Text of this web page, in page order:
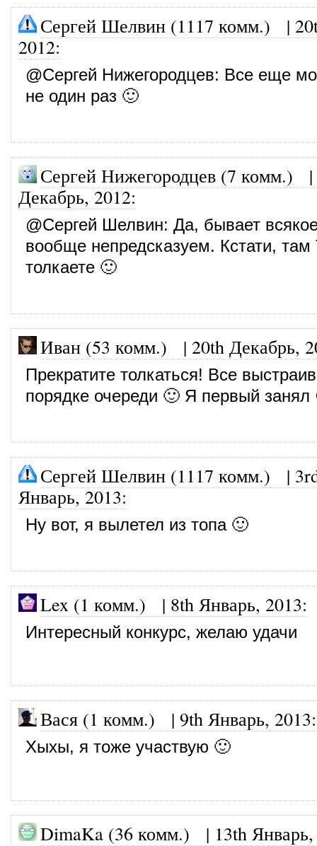
Сергей Шелвин (1117 комм.) |
2012:
@Сергей Нижегородцев: Все еще
не один раз 🙂
Сергей Нижегородцев (7 комм.) |
Декабрь, 2012:
@Сергей Шелвин: Да, бывает
вообще непредсказуем. Кстати,
толкаете 🙂
Иван (53 комм.) | 20th Декабрь,
Прекратите толкаться! Все
порядке очереди 🙂 Я первый занял
Сергей Шелвин (1117 комм.) |
Январь, 2013:
Ну вот, я вылетел из топа 🙂
Lex (1 комм.) | 8th Январь, 2013:
Интересный конкурс, желаю удачи
Вася (1 комм.) | 9th Январь, 2013:
Хыхы, я тоже участвую 🙂
DimaKa (36 комм.) | 13th